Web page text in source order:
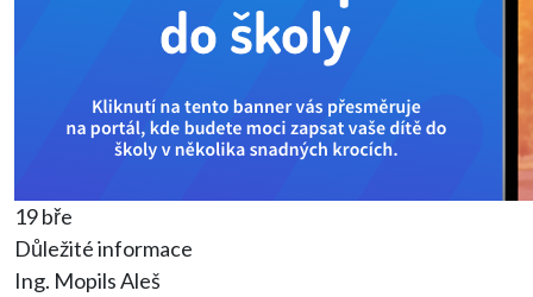
19 bře
Důležité informace
Ing. Mopils Aleš